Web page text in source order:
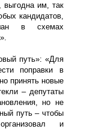
выгодна им, так
кандидатов,
в схемах
путь»: «Для
поправки в
принять новые
– депутаты
но не
путь – чтобы
и